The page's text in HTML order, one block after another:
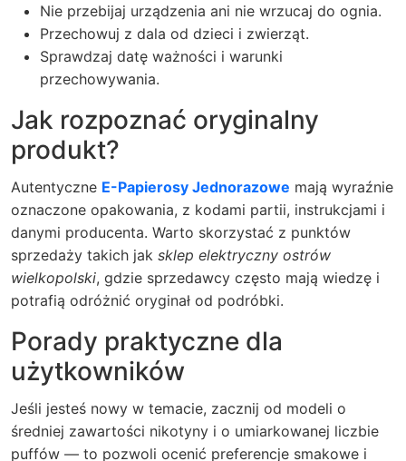
Nie przebijaj urządzenia ani nie wrzucaj do ognia.
Przechowuj z dala od dzieci i zwierząt.
Sprawdzaj datę ważności i warunki
przechowywania.
Jak rozpoznać oryginalny
produkt?
Autentyczne E-Papierosy Jednorazowe mają wyraźnie
oznaczone opakowania, z kodami partii, instrukcjami i
danymi producenta. Warto skorzystać z punktów
sprzedaży takich jak sklep elektryczny ostrów
wielkopolski, gdzie sprzedawcy często mają wiedzę i
potrafią odróżnić oryginał od podróbki.
Porady praktyczne dla
użytkowników
Jeśli jesteś nowy w temacie, zacznij od modeli o
średniej zawartości nikotyny i o umiarkowanej liczbie
puffów — to pozwoli ocenić preferencje smakowe i